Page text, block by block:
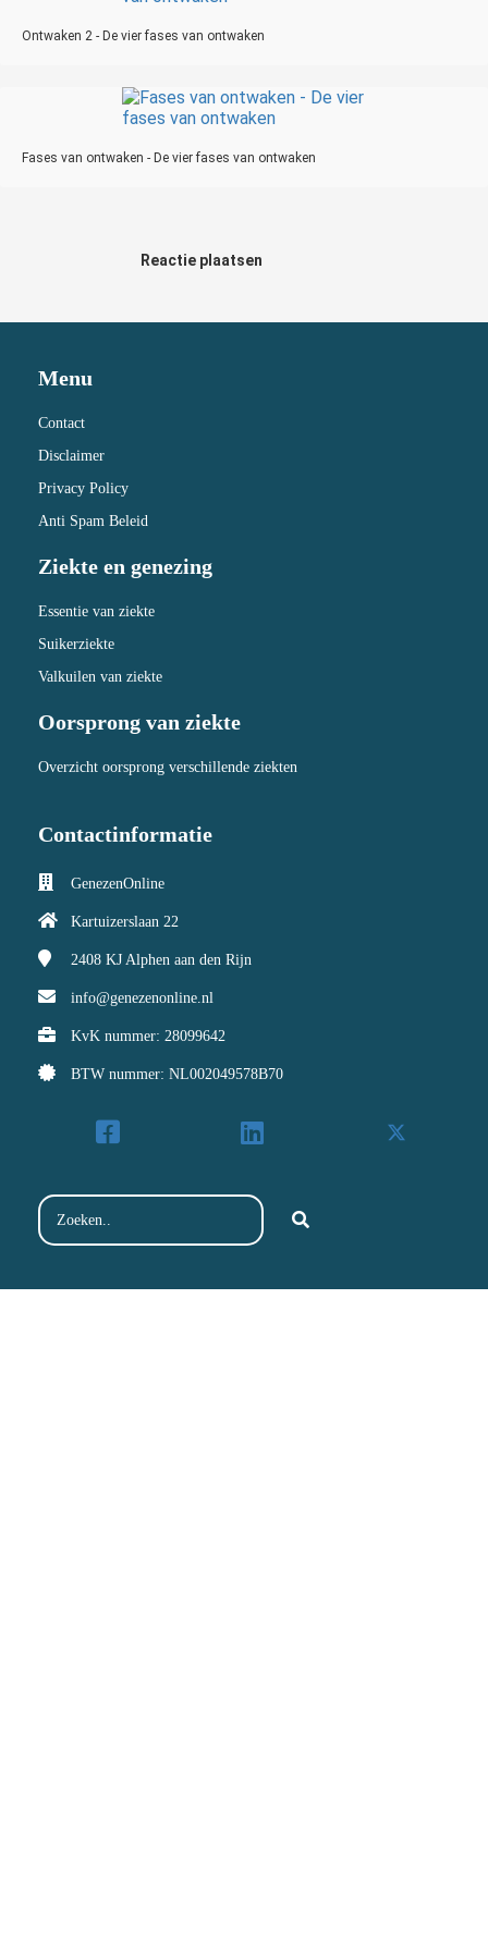
Ontwaken 2 - De vier fases van ontwaken
Fases van ontwaken - De vier fases van ontwaken
Reactie plaatsen
Menu
Contact
Disclaimer
Privacy Policy
Anti Spam Beleid
Ziekte en genezing
Essentie van ziekte
Suikerziekte
Valkuilen van ziekte
Oorsprong van ziekte
Overzicht oorsprong verschillende ziekten
Contactinformatie
GenezenOnline
Kartuizerslaan 22
2408 KJ Alphen aan den Rijn
info@genezenonline.nl
KvK nummer: 28099642
BTW nummer: NL002049578B70